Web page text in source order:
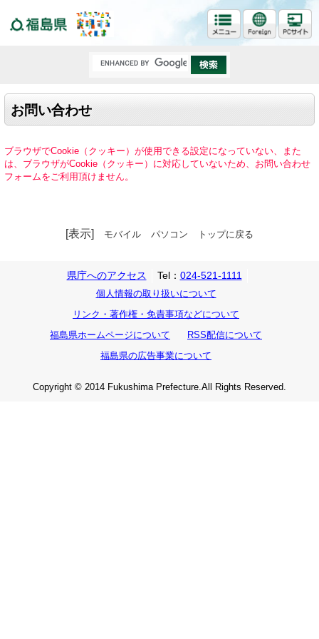
お問い合わせ
ブラウザでCookie（クッキー）が使用できる設定になっていない、また
は、ブラウザがCookie（クッキー）に対応していないため、お問い合わせ
フォームをご利用頂けません。
[表示] モバイル パソコン トップに戻る
県庁へのアクセス Tel： 024-521-1111
個人情報の取り扱いについて
リンク・著作権・免責事項などについて
福島県ホームページについて
RSS配信について
福島県の広告事業について
Copyright © 2014 Fukushima Prefecture.All Rights Reserved.